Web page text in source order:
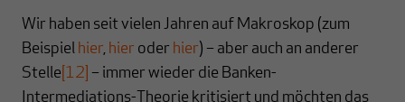
Wir haben seit vielen Jahren auf Makroskop (zum
Beispiel hier, hier oder hier) – aber auch an anderer
Stelle [12] – immer wieder die Banken-
Intermediations-Theorie kritisiert und möchten das